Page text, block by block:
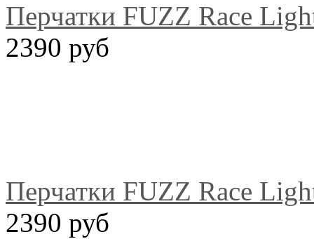
Перчатки FUZZ Race
2390 руб
Перчатки FUZZ Race
2390 руб